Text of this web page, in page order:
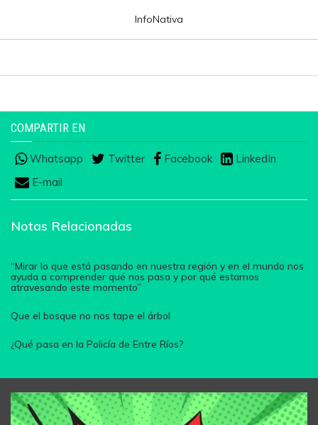
InfoNativa
COMPARTIR EN
Whatsapp Twitter Facebook
LinkedIn
E-mail
Notas Relacionadas
“Mirar lo que está pasando en nuestra región y en el mundo nos
ayuda a comprender qué nos pasa y por qué estamos
atravesando este momento”
Que el bosque no nos tape el árbol
¿Qué pasa en la Policía de Entre Ríos?